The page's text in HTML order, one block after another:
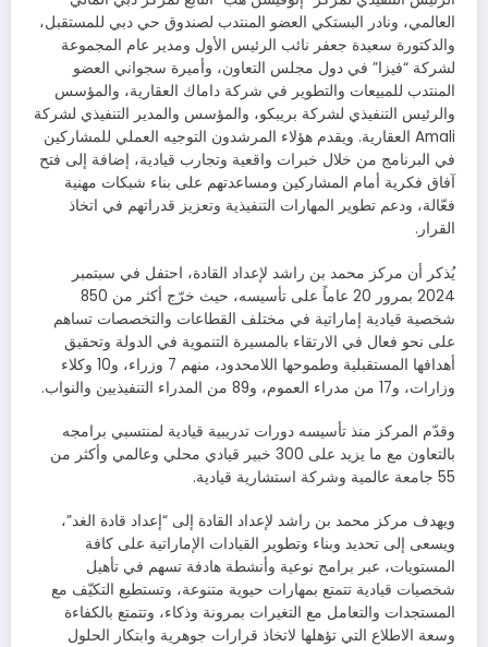
العالمي، ونادر البستكي العضو المنتدب لصندوق حي دبي للمستقبل،
والدكتورة سعيدة جعفر نائب الرئيس الأول ومدير عام المجموعة
لشركة “فيزا” في دول مجلس التعاون، وأميرة سجواني العضو
المنتدب للمبيعات والتطوير في شركة داماك العقارية، والمؤسس
والرئيس التنفيذي لشركة بريبكو، والمؤسس والمدير التنفيذي لشركة
Amali العقارية. ويقدم هؤلاء المرشدون التوجيه العملي للمشاركين
في البرنامج من خلال خبرات واقعية وتجارب قيادية، إضافة إلى فتح
آفاق فكرية أمام المشاركين ومساعدتهم على بناء شبكات مهنية
فعّالة، ودعم تطوير المهارات التنفيذية وتعزيز قدراتهم في اتخاذ
القرار.
يُذكر أن مركز محمد بن راشد لإعداد القادة، احتفل في سبتمبر
2024 بمرور 20 عاماً على تأسيسه، حيث خرّج أكثر من 850
شخصية قيادية إماراتية في مختلف القطاعات والتخصصات تساهم
على نحو فعال في الارتقاء بالمسيرة التنموية في الدولة وتحقيق
أهدافها المستقبلية وطموحها اللامحدود، منهم 7 وزراء، و10 وكلاء
وزارات، و17 من مدراء العموم، و89 من المدراء التنفيذيين والنواب.
وقدّم المركز منذ تأسيسه دورات تدريبية قيادية لمنتسبي برامجه
بالتعاون مع ما يزيد على 300 خبير قيادي محلي وعالمي وأكثر من
55 جامعة عالمية وشركة استشارية قيادية.
ويهدف مركز محمد بن راشد لإعداد القادة إلى “إعداد قادة الغد”،
ويسعى إلى تحديد وبناء وتطوير القيادات الإماراتية على كافة
المستويات، عبر برامج نوعية وأنشطة هادفة تسهم في تأهيل
شخصيات قيادية تتمتع بمهارات حيوية متنوعة، وتستطيع التكيّف مع
المستجدات والتعامل مع التغيرات بمرونة وذكاء، وتتمتع بالكفاءة
وسعة الاطلاع التي تؤهلها لاتخاذ قرارات جوهرية وابتكار الحلول